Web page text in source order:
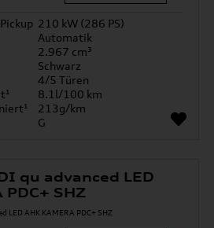
210 kW (286 PS)
Automatik
2.967 cm³
Schwarz
4/5 Türen
8.1l/100 km
213g/km
G
qu advanced LED
PDC+ SHZ